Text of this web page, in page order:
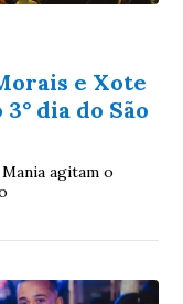
e Xote
dia do São
agitam o